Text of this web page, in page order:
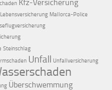
Kfz-Versicherung
Lebensversicherung Mallorca-Police
Steinschlag
Unfall Unfallversicherung
Überschwemmung